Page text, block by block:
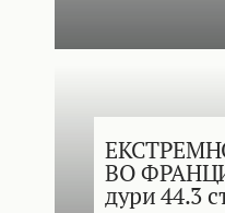
ВО
дури 44.3